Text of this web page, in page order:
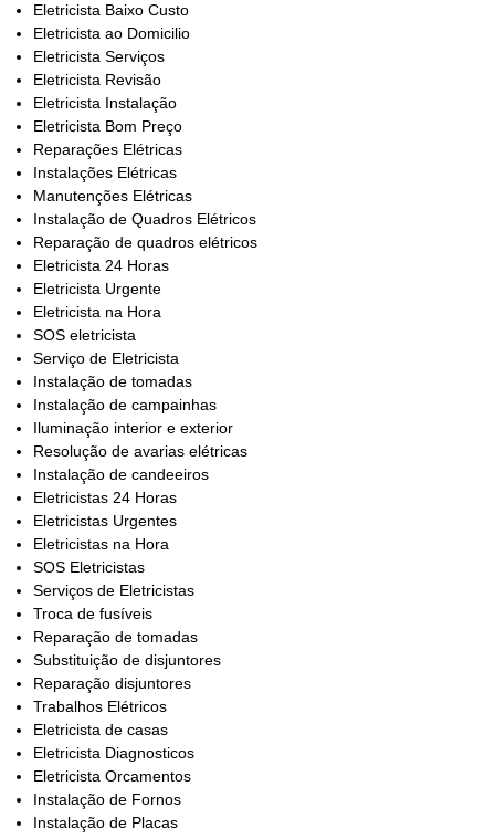
Eletricista Baixo Custo
Eletricista ao Domicilio
Eletricista Serviços
Eletricista Revisão
Eletricista Instalação
Eletricista Bom Preço
Reparações Elétricas
Instalações Elétricas
Manutenções Elétricas
Instalação de Quadros Elétricos
Reparação de quadros elétricos
Eletricista 24 Horas
Eletricista Urgente
Eletricista na Hora
SOS eletricista
Serviço de Eletricista
Instalação de tomadas
Instalação de campainhas
Iluminação interior e exterior
Resolução de avarias elétricas
Instalação de candeeiros
Eletricistas 24 Horas
Eletricistas Urgentes
Eletricistas na Hora
SOS Eletricistas
Serviços de Eletricistas
Troca de fusíveis
Reparação de tomadas
Substituição de disjuntores
Reparação disjuntores
Trabalhos Elétricos
Eletricista de casas
Eletricista Diagnosticos
Eletricista Orcamentos
Instalação de Fornos
Instalação de Placas